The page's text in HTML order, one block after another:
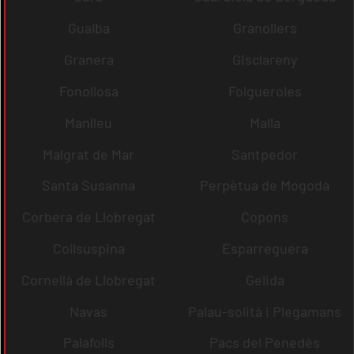
Gualba
Granollers
Granera
Gisclareny
Fonollosa
Folgueroles
Manlleu
Malla
Malgrat de Mar
Santpedor
Santa Susanna
Perpètua de Mogoda
Corbera de Llobregat
Copons
Collsuspina
Esparreguera
Cornellà de Llobregat
Gelida
Navas
Palau-solità i Plegamans
Palafolls
Pacs del Penedès